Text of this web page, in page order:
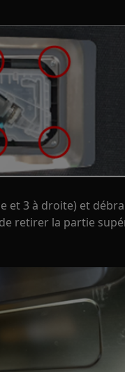
et 3 à droite) et
retirer la partie